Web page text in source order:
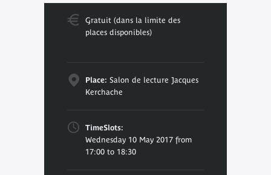
Gratuit (dans la limite des
places disponibles)
Place: Salon de lecture Jacques
Kerchache
TimeSlots:
Wednesday 10 May 2017 from
17:00 to 18:30